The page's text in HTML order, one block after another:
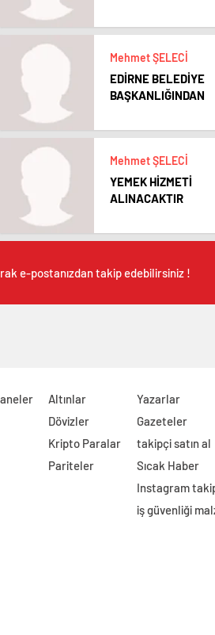
Mehmet ŞELECİ
EDİRNE BELEDİYE
BAŞKANLIĞINDAN
Mehmet ŞELECİ
YEMEK HİZMETİ
ALINACAKTIR
e-postanızdan takip edebilirsiniz !
Altınlar
Dövizler
Kripto Paralar
Pariteler
Yazarlar
Gazeteler
takipçi satın al
Sıcak Haber
Instagram
iş güvenliği